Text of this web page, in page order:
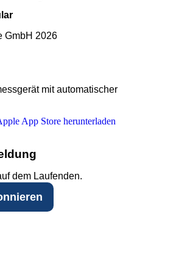
GmbH 2026
mit automatischer
dem Laufenden.